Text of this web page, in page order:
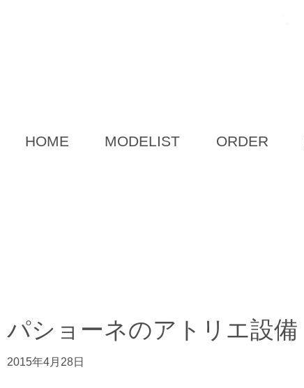
HOME MODELIST ORDER
パショーネのアトリエ設備
2015年4月28日